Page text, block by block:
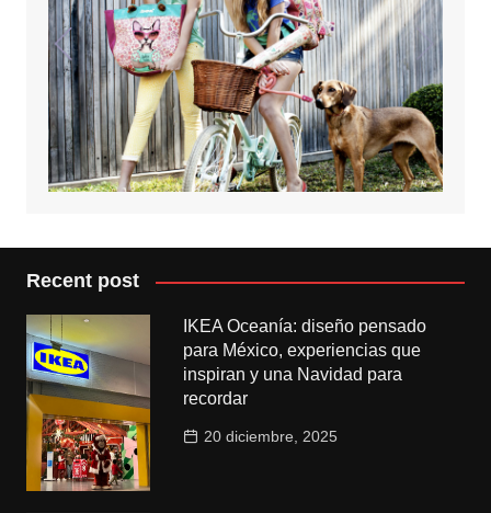
Recent post
IKEA Oceanía: diseño pensado
para México, experiencias que
inspiran y una Navidad para
recordar
20 diciembre, 2025